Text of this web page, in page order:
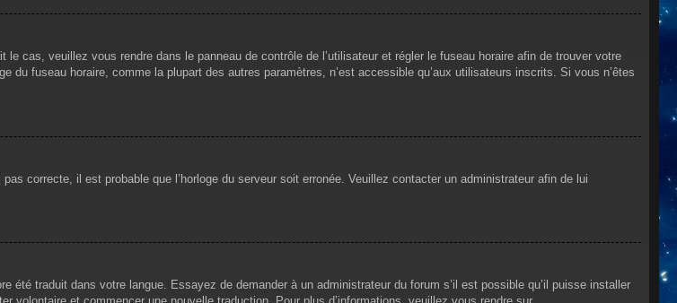
cas, veuillez vous rendre dans le panneau de contrôle de l’utilisateur et régler le fuseau horaire afin de trouver votre
fuseau horaire, comme la plupart des autres paramètres, n’est accessible qu’aux utilisateurs inscrits. Si vous n’êtes
correcte, il est probable que l’horloge du serveur soit erronée. Veuillez contacter un administrateur afin de lui
été traduit dans votre langue. Essayez de demander à un administrateur du forum s’il est possible qu’il puisse installer